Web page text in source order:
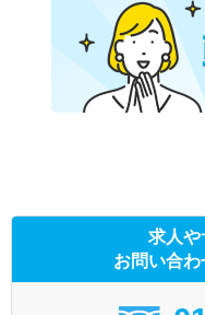
求人や
お問い合